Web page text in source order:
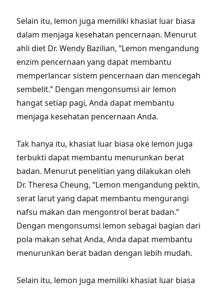
Selain itu, lemon juga memiliki khasiat luar biasa
dalam menjaga kesehatan pencernaan. Menurut
ahli diet Dr. Wendy Bazilian, “Lemon mengandung
enzim pencernaan yang dapat membantu
memperlancar sistem pencernaan dan mencegah
sembelit.” Dengan mengonsumsi air lemon
hangat setiap pagi, Anda dapat membantu
menjaga kesehatan pencernaan Anda.
Tak hanya itu, khasiat luar biasa oke lemon juga
terbukti dapat membantu menurunkan berat
badan. Menurut penelitian yang dilakukan oleh
Dr. Theresa Cheung, “Lemon mengandung pektin,
serat larut yang dapat membantu mengurangi
nafsu makan dan mengontrol berat badan.”
Dengan mengonsumsi lemon sebagai bagian dari
pola makan sehat Anda, Anda dapat membantu
menurunkan berat badan dengan lebih mudah.
Selain itu, lemon juga memiliki khasiat luar biasa